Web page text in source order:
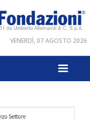
VENERDÌ, 07 AGOSTO 2026